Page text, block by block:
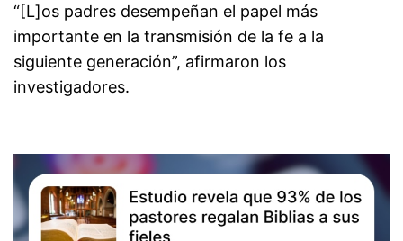
“[L]os padres desempeñan el papel más
importante en la transmisión de la fe a la
siguiente generación”, afirmaron los
investigadores.